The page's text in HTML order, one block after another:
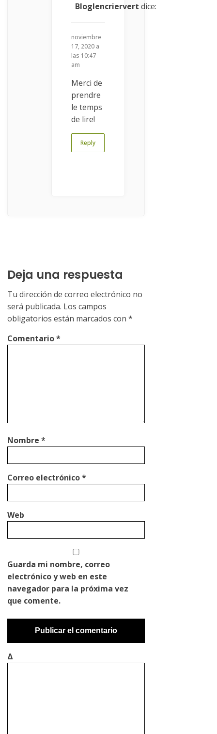
Bloglencriervert dice:
noviembre
17, 2020 a
las 10:47
am
Merci de
prendre
le temps
de lire!
Reply
Deja una respuesta
Tu dirección de correo electrónico no
será publicada. Los campos
obligatorios están marcados con *
Comentario*
Nombre *
Correo electrónico*
Web
Guarda mi nombre, correo
electrónico y web en este
navegador para la próxima vez
que comente.
Δ